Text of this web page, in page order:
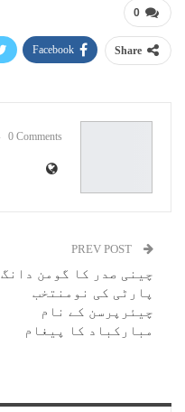
0
Share
Facebook
0 Comments
چینی صدر کا گومن دانگ
پارٹی کی نومنتخب
چیئرپرسن کے نام
مبارکباد کا پیغام